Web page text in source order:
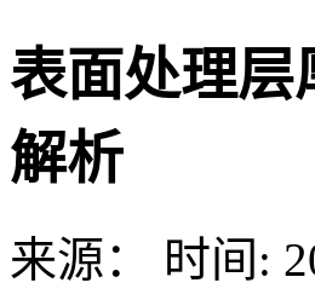
表面处理层
解析
来源：
时间: